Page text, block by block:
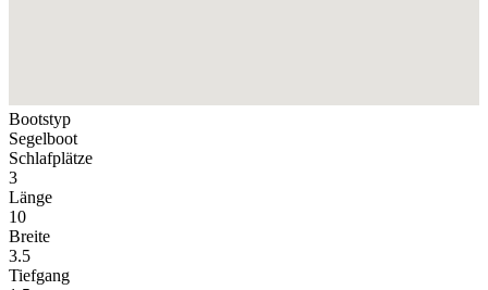
Bootstyp
Segelboot
Schlafplätze
3
Länge
10
Breite
3.5
Tiefgang